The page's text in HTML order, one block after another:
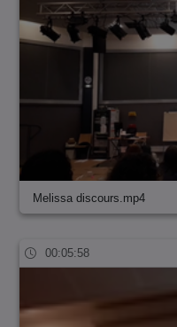
Melissa discours.mp4
00:05:58